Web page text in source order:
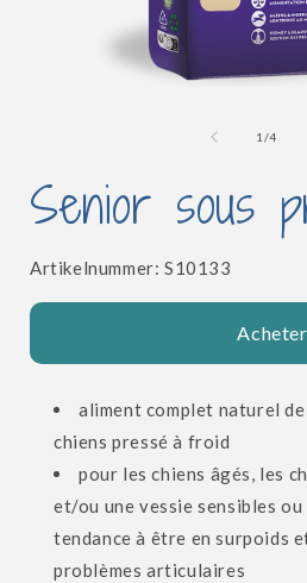
une
fenêtre
modale
1 /de
4
Senior sous
Artikelnummer: SKU:
S10133
Acheter
aliment complet naturel
chiens pressé à froid
pour les chiens âgés, les
et/ou une vessie sensibles
tendance à être en surpoids
problèmes articulaires